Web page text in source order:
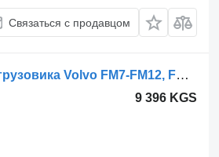
Связаться с продавцом
Главный тормозной кран Volvo ФМ (01.05-) K019819 для грузовика Volvo FM7-FM12, FM, FMX (1998-2014)
9 396 KGS